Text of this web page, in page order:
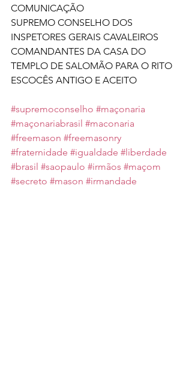
COMUNICAÇÃO
SUPREMO CONSELHO DOS
INSPETORES GERAIS CAVALEIROS
COMANDANTES DA CASA DO
TEMPLO DE SALOMÃO PARA O RITO
ESCOCÊS ANTIGO E ACEITO
#supremoconselho #maçonaria
#maçonariabrasil #maconaria
#freemason #freemasonry
#fraternidade #igualdade #liberdade
#brasil #saopaulo #irmãos #maçom
#secreto #mason #irmandade